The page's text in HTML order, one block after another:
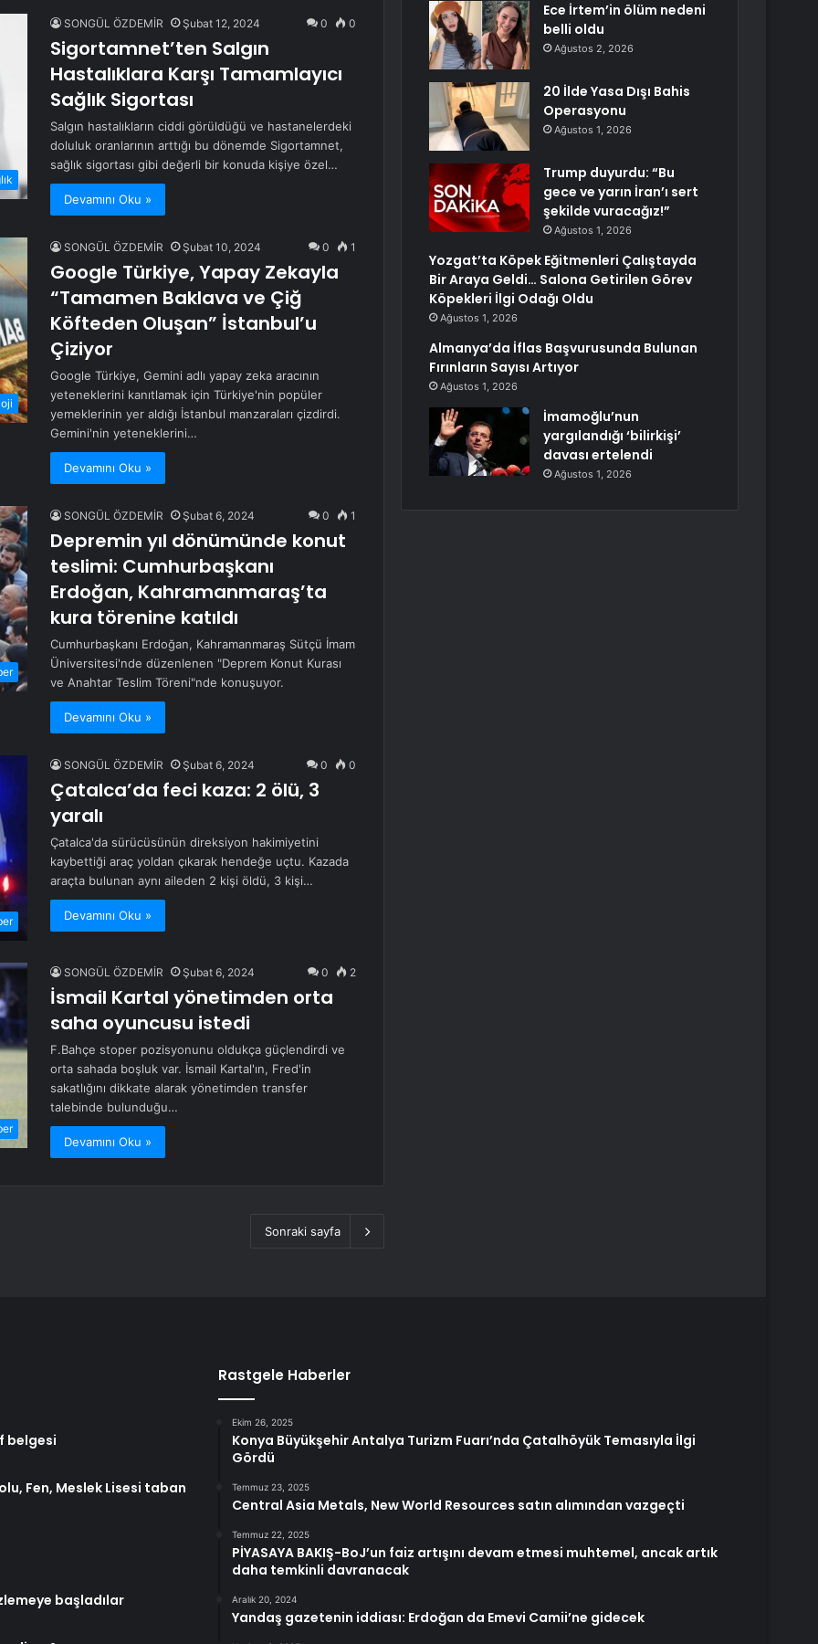
SONGÜL ÖZDEMİR Şubat 12, 2024 0 0
Sigortamnet’ten Salgın
Hastalıklara Karşı Tamamlayıcı
Sağlık Sigortası
Salgın hastalıkların ciddi görüldüğü ve hastanelerdeki
doluluk oranlarının arttığı bu dönemde Sigortamnet,
sağlık sigortası gibi değerli bir konuda kişiye özel…
Devamını Oku »
SONGÜL ÖZDEMİR Şubat 10, 2024 0 1
Google Türkiye, Yapay Zekayla
“Tamamen Baklava ve Çiğ
Köfteden Oluşan” İstanbul’u
Çiziyor
Google Türkiye, Gemini adlı yapay zeka aracının
yeteneklerini kanıtlamak için Türkiye'nin popüler
yemeklerinin yer aldığı İstanbul manzaraları çizdirdi.
Gemini'nin yeteneklerini…
Devamını Oku »
SONGÜL ÖZDEMİR Şubat 6, 2024 0 1
Depremin yıl dönümünde konut
teslimi: Cumhurbaşkanı
Erdoğan, Kahramanmaraş’ta
kura törenine katıldı
Cumhurbaşkanı Erdoğan, Kahramanmaraş Sütçü İmam
Üniversitesi'nde düzenlenen "Deprem Konut Kurası
ve Anahtar Teslim Töreni"nde konuşuyor.
Devamını Oku »
SONGÜL ÖZDEMİR Şubat 6, 2024 0 0
Çatalca’da feci kaza: 2 ölü, 3
yaralı
Çatalca'da sürücüsünün direksiyon hakimiyetini
kaybettiği araç yoldan çıkarak hendeğe uçtu. Kazada
araçta bulunan aynı aileden 2 kişi öldü, 3 kişi…
Devamını Oku »
SONGÜL ÖZDEMİR Şubat 6, 2024 0 2
İsmail Kartal yönetimden orta
saha oyuncusu istedi
F.Bahçe stoper pozisyonunu oldukça güçlendirdi ve
orta sahada boşluk var. İsmail Kartal'ın, Fred'in
sakatlığını dikkate alarak yönetimden transfer
talebinde bulunduğu…
Devamını Oku »
Sonraki sayfa
Ece İrtem’in ölüm nedeni
belli oldu
Ağustos 2, 2026
20 İlde Yasa Dışı Bahis
Operasyonu
Ağustos 1, 2026
Trump duyurdu: “Bu
gece ve yarın İran’ı sert
şekilde vuracağız!”
Ağustos 1, 2026
Yozgat’ta Köpek Eğitmenleri Çalıştayda
Bir Araya Geldi… Salona Getirilen Görev
Köpekleri İlgi Odağı Oldu
Ağustos 1, 2026
Almanya’da İflas Başvurusunda Bulunan
Fırınların Sayısı Artıyor
Ağustos 1, 2026
İmamoğlu’nun
yargılandığı ‘bilirkişi’
davası ertelendi
Ağustos 1, 2026
belgesi
Fen, Meslek Lisesi taban
başladılar
Rastgele Haberler
Ekim 26, 2025
Konya Büyükşehir Antalya Turizm Fuarı’nda Çatalhöyük Temasıyla İlgi
Gördü
Temmuz 23, 2025
Central Asia Metals, New World Resources satın alımından vazgeçti
Temmuz 22, 2025
PİYASAYA BAKIŞ-BoJ’un faiz artışını devam etmesi muhtemel, ancak artık
daha temkinli davranacak
Aralık 20, 2024
Yandaş gazetenin iddiası: Erdoğan da Emevi Camii’ne gidecek